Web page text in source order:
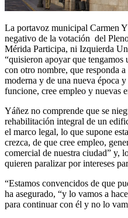
La portavoz municipal Carmen
negativo de la votación del
Mérida Participa, ni Izquierda
“quisieron apoyar que
con otro nombre, que responda
moderna y de una nueva época
funcione, cree empleo y nuevas
Yáñez no comprende que se
rehabilitación integral de un
el marco legal, lo que supone
crezca, de que cree empleo,
comercial de nuestra ciudad” y,
quieren paralizar por intereses
“Estamos convencidos de que
ha asegurado, “y lo vamos a
para continuar con él y no lo